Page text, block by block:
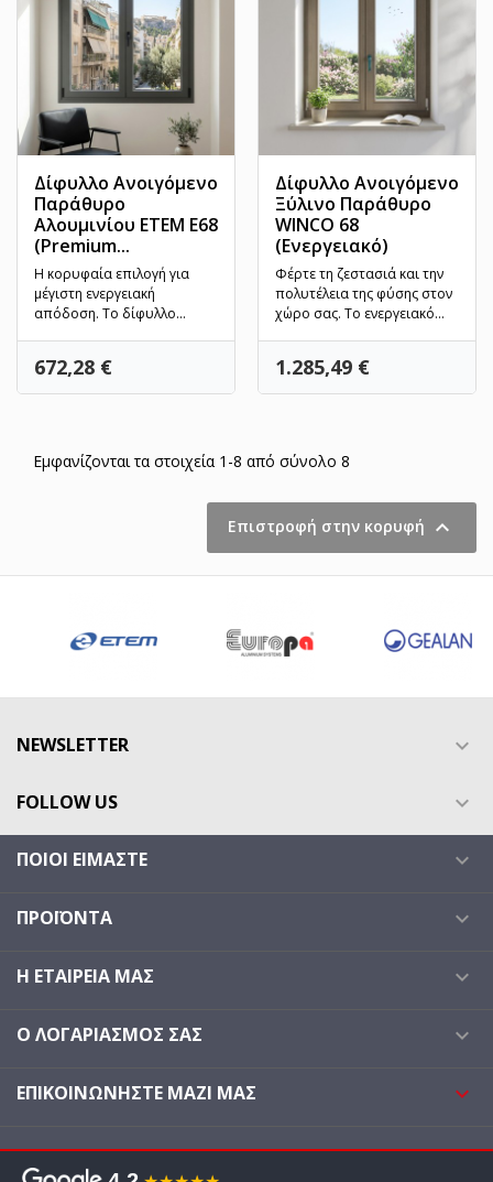
Δίφυλλο Ανοιγόμενο
Παράθυρο
Αλουμινίου ETEM E68
(Premium...
Η κορυφαία επιλογή για
μέγιστη ενεργειακή
απόδοση. Το δίφυλλο
Τιμή
672,28 €
Δίφυλλο Ανοιγόμενο
Ξύλινο Παράθυρο
WINCO 68
(Ενεργειακό)
Φέρτε τη ζεστασιά και την
πολυτέλεια της φύσης στον
χώρο σας. Το ενεργειακό
Τιμή
1.285,49 €
Εμφανίζονται τα στοιχεία 1-8 από σύνολο 8
Επιστροφή στην κορυφή 
NEWSLETTER 
FOLLOW US 
ΠΟΙΟΙ ΕΊΜΑΣΤΕ 
ΠΡΟΪΌΝΤΑ 
Η ΕΤΑΙΡΕΊΑ ΜΑΣ 
Ο ΛΟΓΑΡΙΑΣΜΌΣ ΣΑΣ 
ΕΠΙΚΟΙΝΩΝΉΣΤΕ ΜΑΖΊ ΜΑΣ 